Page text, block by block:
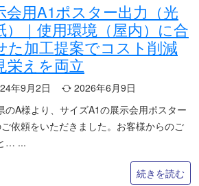
会用A1ポスター出力（光
）｜使用環境（屋内）に合
た加工提案でコスト削減
栄えを両立
年9月2日
2026年6月9日
のA様より、サイズA1の展示会用ポスター
依頼をいただきました。お客様からのご
…
続きを読む